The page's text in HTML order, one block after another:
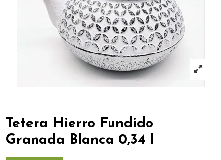
Tetera Hierro Fundido
Granada Blanca 0,34 l